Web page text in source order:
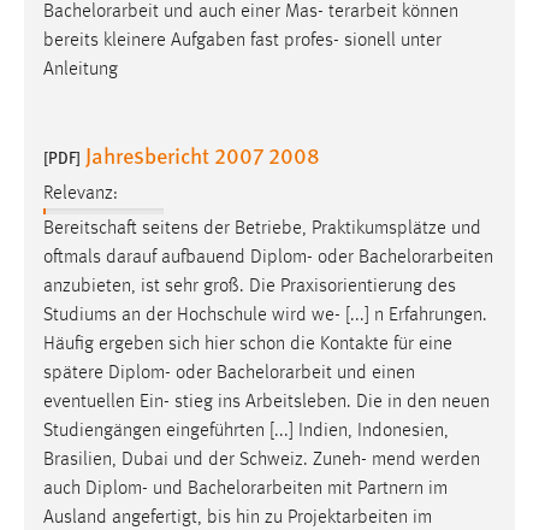
Bachelorarbeit und auch einer Mas- terarbeit können
bereits kleinere Aufgaben fast profes- sionell unter
Anleitung
[PDF] Jahresbericht 2007 2008
Relevanz:
Bereitschaft seitens der Betriebe, Praktikumsplätze und
oftmals darauf aufbauend Diplom- oder Bachelorarbeiten
anzubieten, ist sehr groß. Die Praxisorientierung des
Studiums an der Hochschule wird we- [...] n Erfahrungen.
Häufig ergeben sich hier schon die Kontakte für eine
spätere Diplom- oder Bachelorarbeit und einen
eventuellen Ein- stieg ins Arbeitsleben. Die in den neuen
Studiengängen eingeführten [...] Indien, Indonesien,
Brasilien, Dubai und der Schweiz. Zuneh- mend werden
auch Diplom- und Bachelorarbeiten mit Partnern im
Ausland angefertigt, bis hin zu Projektarbeiten im